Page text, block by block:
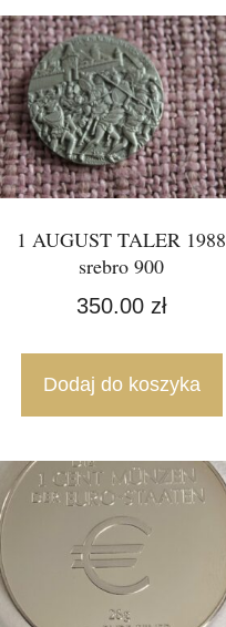
1 AUGUST TALER 1988
srebro 900
350.00 zł
Dodaj do koszyka